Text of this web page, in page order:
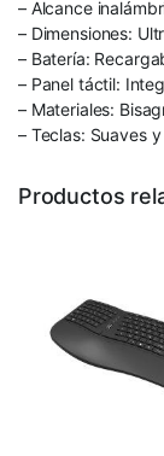
– Alcance
– Dimensiones:
– Batería:
– Panel táctil:
– Materiales:
– Teclas: Suaves
Productos